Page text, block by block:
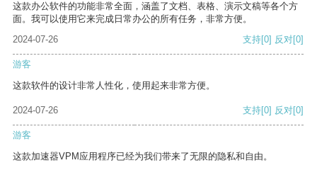
这款办公软件的功能非常全面，涵盖了文档、表格、演示文稿等各个方
面。我可以使用它来完成日常办公的所有任务，非常方便。
2024-07-26
支持[0] 反对[0]
游客
这款软件的设计非常人性化，使用起来非常方便。
2024-07-26 支持[0] 反对[0]
游客
这款加速器VPM应用程序已经为我们带来了无限的隐私和自由。